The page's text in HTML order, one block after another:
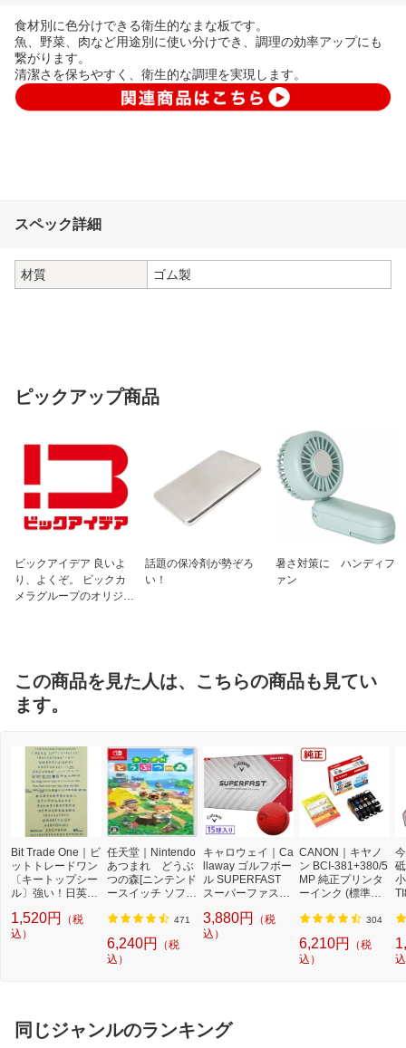
食材別に色分けできる衛生的なまな板です。
魚、野菜、肉など用途別に使い分けでき、調理の効率アップにも
繋がります。
清潔さを保ちやすく、衛生的な調理を実現します。
スペック詳細
材質 ゴム製
ピックアップ商品
ビックアイデア 良いよ
り、よくぞ。 ビックカ
メラグループのオリジナ
話題の保冷剤が勢ぞろ
い！
暑さ対策に ハンディフ
ァン
この商品を見た人は、こちらの商品も見てい
ます。
Bit Trade One｜ビ
ットトレードワン
〔キートップシー
ル〕強い！日英対
プシールセット ブ
ルー DYKTSBL
1,520円
（税
込）
任天堂｜Nintendo
あつまれ どうぶ
つの森[ニンテンド
ースイッチ ソフ
471
6,240円
（税
込）
キャロウェイ｜Ca
llaway ゴルフボー
ル SUPERFAST
スーパーファスト
5球]
3,880円
（税
込）
CANON｜キヤノ
ン BCI-381+380/5
MP 純正プリンタ
ーインク (標準容
3813805MP] 304
6,210円
（税
込）
同じジャンルのランキング